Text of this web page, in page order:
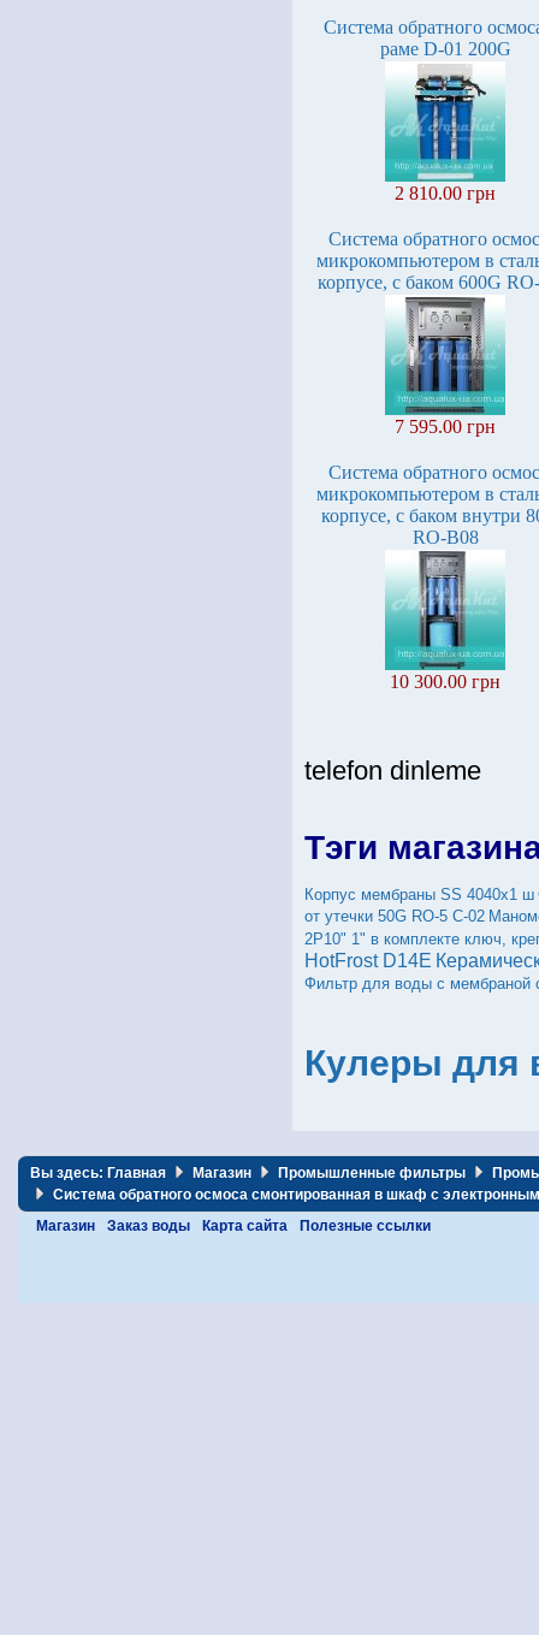
Система обратного
раме D-01 200G
2 810.00 грн
Система обратного
микрокомпьютером в
корпусе, с баком 600G
7 595.00 грн
Система обратного
микрокомпьютером в
корпусе, с баком внутри
RO-B08
10 300.00 грн
telefon dinleme
Тэги
Корпус мембраны SS 4040х1 ш
от утечки 50G RO-5 С-02
2Р10" 1" в комплекте ключ,
HotFrost D14E
Фильтр для воды с мембраной
Кулеры для
Вы здесь: Главная Магазин Промышленные фильтры
Система обратного осмоса смонтированная в шкаф с
Магазин
Заказ воды Карта сайта Полезные ссылки